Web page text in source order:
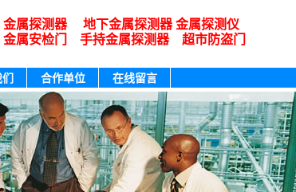
金属探测器 地下金属探测器 金属探测仪
金属安检门 手持金属探测器 超市防盗门
合作单位 在线留言